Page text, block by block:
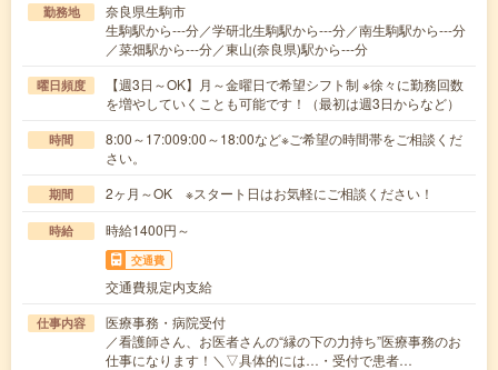
勤務地
奈良県生駒市
生駒駅から---分／学研北生駒駅から---分／南生駒駅から---分
／菜畑駅から---分／東山(奈良県)駅から---分
曜日頻度
【週3日～OK】月～金曜日で希望シフト制 ※徐々に勤務回数
を増やしていくことも可能です！（最初は週3日からなど）
時間
8:00～17:009:00～18:00など※ご希望の時間帯をご相談くだ
さい。
期間 2ヶ月～OK ※スタート日はお気軽にご相談ください！
時給 時給1400円～
交通費
交通費規定内支給
仕事内容
医療事務・病院受付
／看護師さん、お医者さんの“縁の下の力持ち”医療事務のお
仕事になります！＼▽具体的には…・受付で患者…